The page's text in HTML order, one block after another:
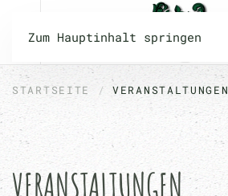
Zum Hauptinhalt springen
STARTSEITE VERANSTALTUNGEN
VERANSTALTUNGEN